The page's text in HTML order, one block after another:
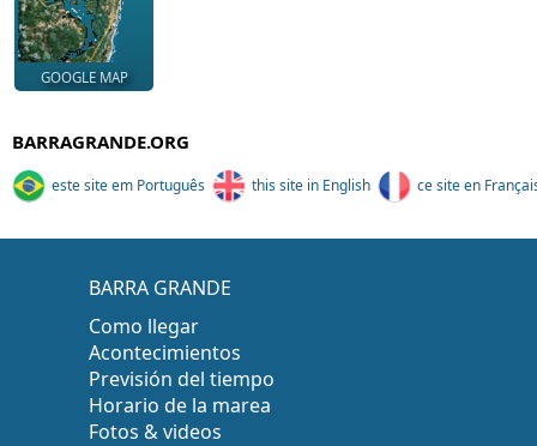
GOOGLE MAP
BARRAGRANDE.ORG
este site em Português this site in English ce site en
BARRA GRANDE
Como llegar
Acontecimientos
Previsión del tiempo
Horario de la marea
Fotos & videos